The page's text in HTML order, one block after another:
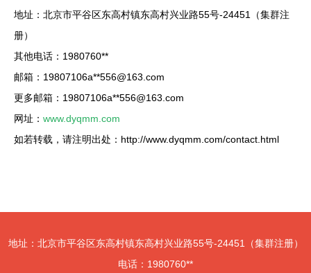
地址：北京市平谷区东高村镇东高村兴业路55号-24451（集群注
册）
其他电话：1980760**
邮箱：19807106a**556@163.com
更多邮箱：19807106a**556@163.com
网址： www.dyqmm.com
如若转载，请注明出处：http://www.dyqmm.com/contact.html
地址：北京市平谷区东高村镇东高村兴业路55号-24451（集群注册）
电话：1980760**